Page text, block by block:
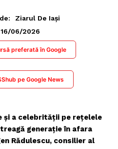
Ziarul De Iași
16/06/2026
preferată în Google
pe Google News
și a celebrității pe rețelele
generație în afara
Rădulescu, consilier al